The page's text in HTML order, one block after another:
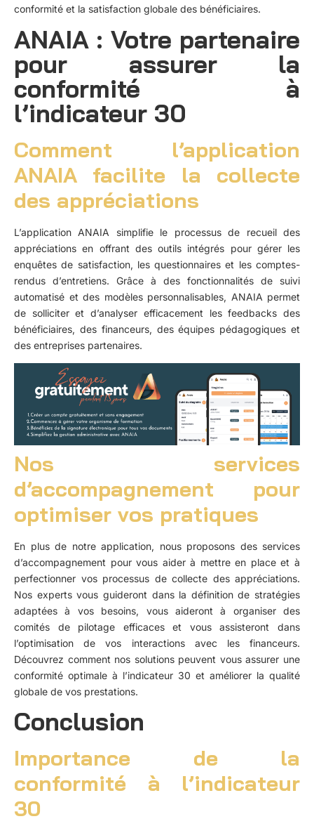
conformité et la satisfaction globale des bénéficiaires.
ANAIA : Votre partenaire
pour assurer la
conformité à
l’indicateur 30
Comment l’application
ANAIA facilite la collecte
des appréciations
L’application ANAIA simplifie le processus de recueil des
appréciations en offrant des outils intégrés pour gérer les
enquêtes de satisfaction, les questionnaires et les comptes-
rendus d’entretiens. Grâce à des fonctionnalités de suivi
automatisé et des modèles personnalisables, ANAIA permet
de solliciter et d’analyser efficacement les feedbacks des
bénéficiaires, des financeurs, des équipes pédagogiques et
des entreprises partenaires.
Nos services
d’accompagnement pour
optimiser vos pratiques
En plus de notre application, nous proposons des services
d’accompagnement pour vous aider à mettre en place et à
perfectionner vos processus de collecte des appréciations.
Nos experts vous guideront dans la définition de stratégies
adaptées à vos besoins, vous aideront à organiser des
comités de pilotage efficaces et vous assisteront dans
l’optimisation de vos interactions avec les financeurs.
Découvrez comment nos solutions peuvent vous assurer une
conformité optimale à l’indicateur 30 et améliorer la qualité
globale de vos prestations.
Conclusion
Importance de la
conformité à l’indicateur
30